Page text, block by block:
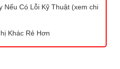
Nếu Có Lỗi Kỹ Thuật (xem chi
Khác Rẻ Hơn